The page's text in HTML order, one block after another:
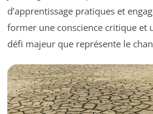
d’apprentissage pratiques et
former une conscience critique et
défi majeur que représente le